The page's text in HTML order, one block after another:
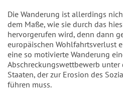
Die Wanderung ist allerdings
dem Maße, wie sie durch das
hervorgerufen wird, denn dann
europäischen Wohlfahrtsverlust
eine so motivierte Wanderung
Abschreckungswettbewerb unter
Staaten, der zur Erosion des
führen muss.